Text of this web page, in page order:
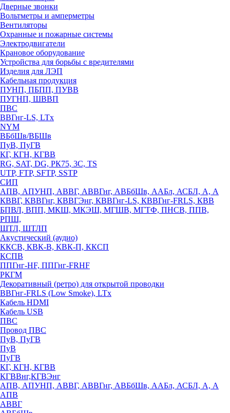
Дверные звонки
Вольтметры и амперметры
Вентиляторы
Охранные и пожарные системы
Электродвигатели
Крановое оборудование
Устройства для борьбы с вредителями
Изделия для ЛЭП
Кабельная продукция
ПУНП, ПБПП, ПУВВ
ПУГНП, ШВВП
ПВС
ВВГнг-LS, LTx
NYM
ВБбШв/ВБШв
ПуВ, ПуГВ
КГ, КГН, КГВВ
RG, SAT, DG, РК75, 3С, TS
UTP, FTP, SFTP, SSTP
СИП
АПВ, АПУНП, АВВГ, АВВГнг, АВБбШв, ААБл, АСБЛ, А, А
КВВГ, КВВГнг, КВВГЭнг, КВВГнг-LS, КВВГнг-FRLS, КВВ
БПВЛ, ВПП, МКШ, МКЭШ, МГШВ, МГТФ, ПНСВ, ППВ,
РПШ,
ШТЛ, ШТЛП
Акустический (аудио)
ККСВ, КВК-В, КВК-П, ККСП
КСПВ
ППГнг-HF, ППГнг-FRHF
РКГМ
Декоративный (ретро) для открытой проводки
ВВГнг-FRLS (Low Smoke), LTx
Кабель HDMI
Кабель USB
ПВС
Провод ПВС
ПуВ, ПуГВ
ПуВ
ПуГВ
КГ, КГН, КГВВ
КГВВнг,КГВЭнг
АПВ, АПУНП, АВВГ, АВВГнг, АВБбШв, ААБл, АСБЛ, А, А
АПВ
АВВГ